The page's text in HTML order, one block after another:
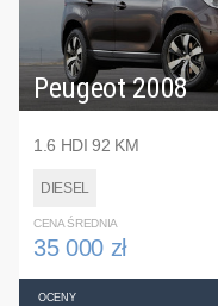
Peugeot 2008
1.6 HDI 92 KM
DIESEL
CENA ŚREDNIA
35 000 zł
OCENY